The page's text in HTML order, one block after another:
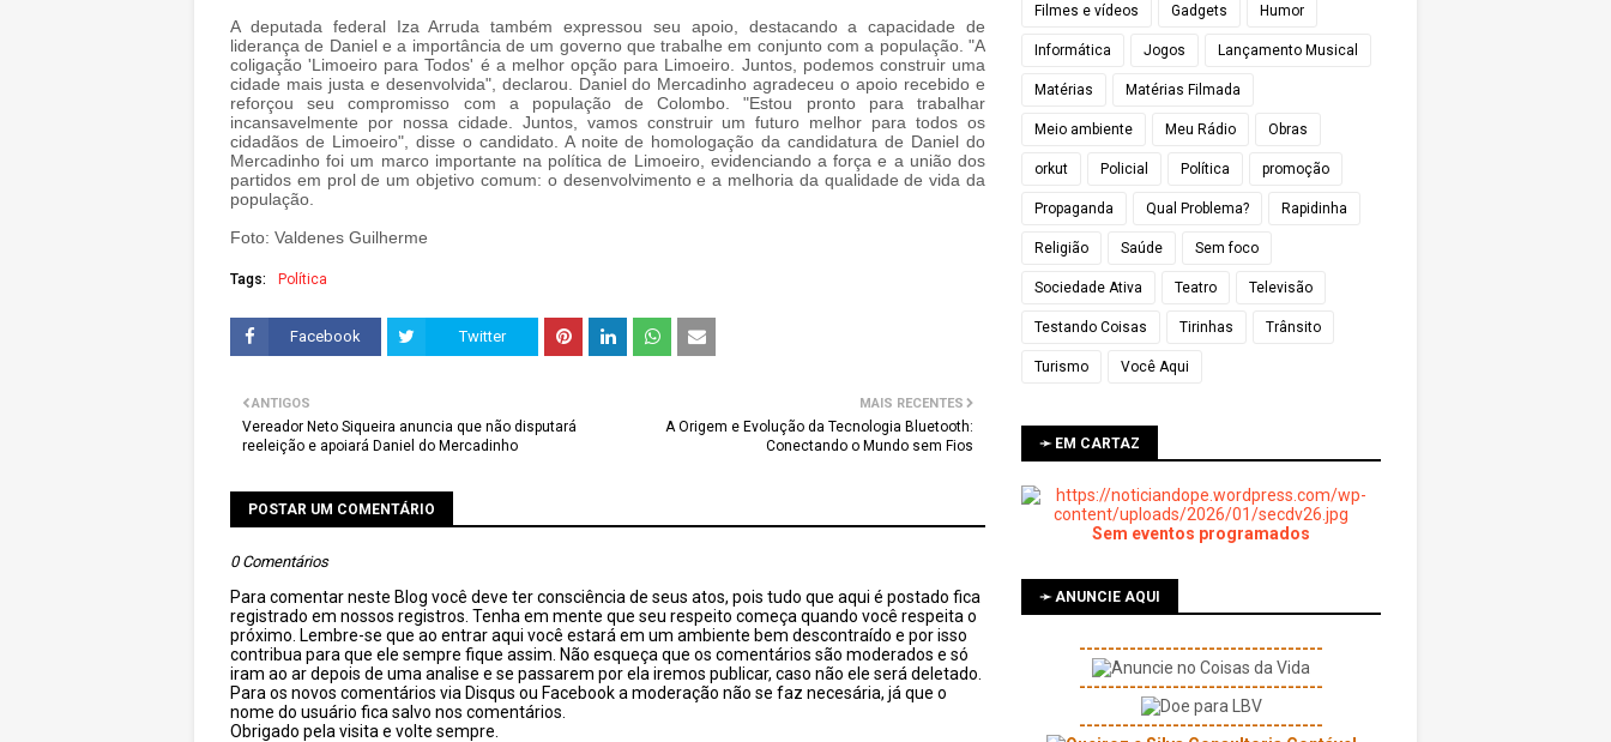
A deputada federal Iza Arruda também expressou seu apoio, destacando a capacidade de
liderança de Daniel e a importância de um governo que trabalhe em conjunto com a população. "A
coligação 'Limoeiro para Todos' é a melhor opção para Limoeiro. Juntos, podemos construir uma
cidade mais justa e desenvolvida", declarou. Daniel do Mercadinho agradeceu o apoio recebido e
reforçou seu compromisso com a população de Colombo. "Estou pronto para trabalhar
incansavelmente por nossa cidade. Juntos, vamos construir um futuro melhor para todos os
cidadãos de Limoeiro", disse o candidato. A noite de homologação da candidatura de Daniel do
Mercadinho foi um marco importante na política de Limoeiro, evidenciando a força e a união dos
partidos em prol de um objetivo comum: o desenvolvimento e a melhoria da qualidade de vida da
população.
Foto: Valdenes Guilherme
Tags: Política
Facebook Twitter
MAIS RECENTES
A Origem e Evolução da Tecnologia Bluetooth:
Conectando o Mundo sem Fios
ANTIGOS
Vereador Neto Siqueira anuncia que não disputará
reeleição e apoiará Daniel do Mercadinho
POSTAR UM COMENTÁRIO
0 Comentários
Para comentar neste Blog você deve ter consciência de seus atos, pois tudo que aqui é postado fica
registrado em nossos registros. Tenha em mente que seu respeito começa quando você respeita o
próximo. Lembre-se que ao entrar aqui você estará em um ambiente bem descontraído e por isso
contribua para que ele sempre fique assim. Não esqueça que os comentários são moderados e só
iram ao ar depois de uma analise e se passarem por ela iremos publicar, caso não ele será deletado.
Para os novos comentários via Disqus ou Facebook a moderação não se faz necesária, já que o
nome do usuário fica salvo nos comentários.
Obrigado pela visita e volte sempre.
Filmes e vídeos Gadgets Humor
Informática Jogos Lançamento Musical
Matérias Matérias Filmada
Meio ambiente Meu Rádio Obras
orkut Policial Política promoção
Propaganda Qual Problema? Rapidinha
Religião Saúde Sem foco
Sociedade Ativa Teatro Televisão
Testando Coisas Tirinhas Trânsito
Turismo Você Aqui
➛ EM CARTAZ
Sem eventos programados
➛ ANUNCIE AQUI
----------------------------------
----------------------------------
----------------------------------